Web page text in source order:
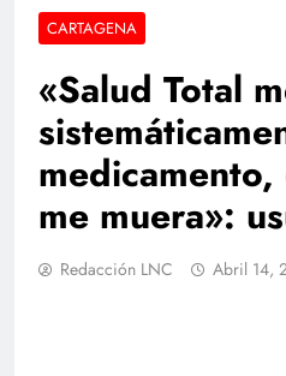
CARTAGENA
«Salud Total
me muera»:
Redacción LNC Abril 14,